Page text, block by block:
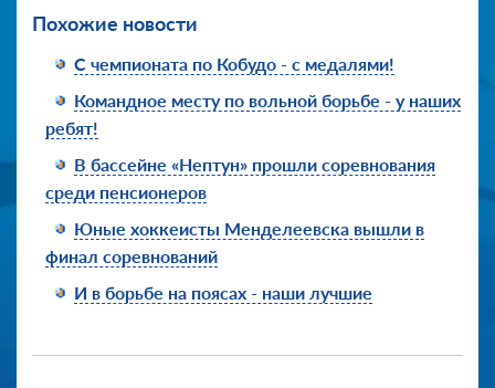
Похожие новости
С чемпионата по Кобудо - с медалями!
Командное месту по вольной борьбе - у наших
ребят!
В бассейне «Нептун» прошли соревнования
среди пенсионеров
Юные хоккеисты Менделеевска вышли в
финал соревнований
И в борьбе на поясах - наши лучшие